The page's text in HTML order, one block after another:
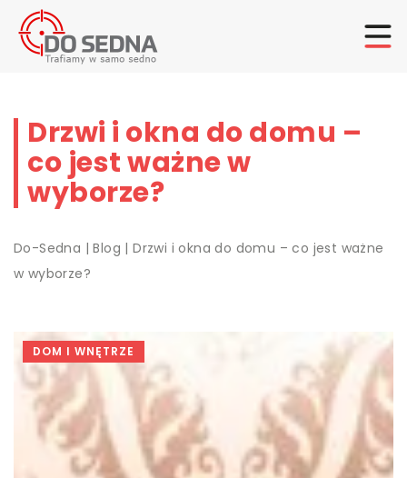
Drzwi i okna do domu –
co jest ważne w
wyborze?
Do-Sedna |Blog |Drzwi i okna do domu – co jest ważne
w wyborze?
DOM I WNĘTRZE